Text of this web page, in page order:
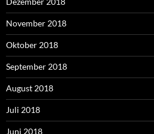
November 2018
Oktober 2018
September 2018
August 2018
Juli 2018
Juni 2018